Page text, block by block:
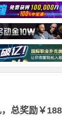
总奖励￥